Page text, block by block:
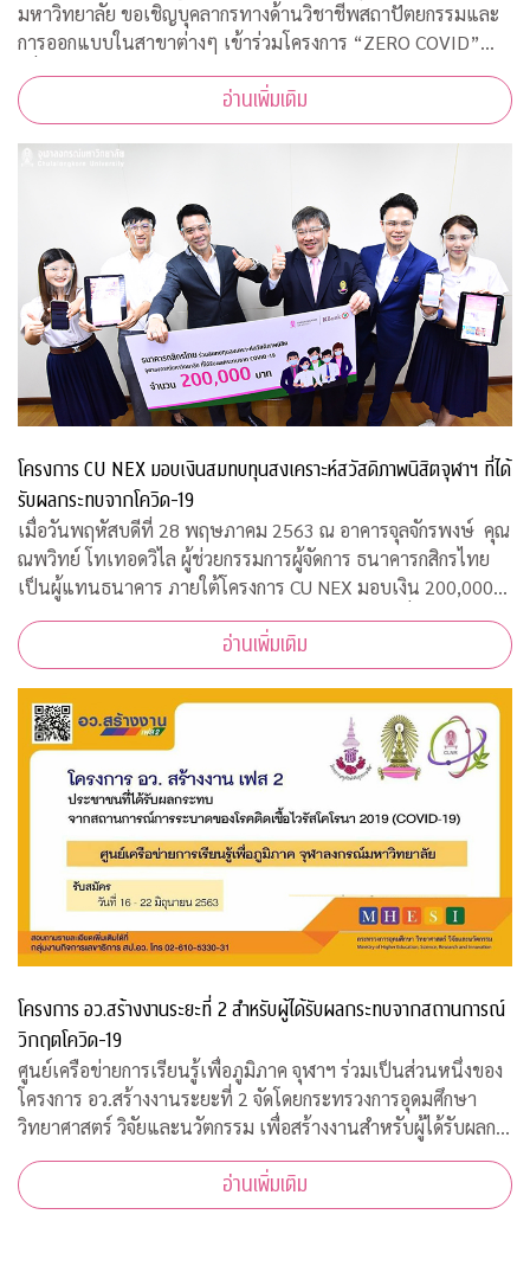
มหาวิทยาลัย ขอเชิญบุคลากรทางด้านวิชาชีพสถาปัตยกรรมและ
การออกแบบในสาขาต่างๆ เข้าร่วมโครงการ “ZERO COVID”
เพื่อให้ความช่วยเหลือด้านการออกแบบแก่โรงพยาบาลของรัฐ
พร้อมคำแนะนำการออกแบบสถานที่รองรับผู้ป่วยจากเชื้อ
อ่านเพิ่มเติม
โครงการ CU NEX มอบเงินสมทบทุนสงเคราะห์สวัสดิภาพนิสิตจุฬาฯ ที่ได้
รับผลกระทบจากโควิด-19
เมื่อวันพฤหัสบดีที่ 28 พฤษภาคม 2563 ณ อาคารจุลจักรพงษ์ คุณ
ณพวิทย์ โทเทอดวิไล ผู้ช่วยกรรมการผู้จัดการ ธนาคารกสิกรไทย
เป็นผู้แทนธนาคาร ภายใต้โครงการ CU NEX มอบเงิน 200,000
บาท ร่วมสมทบทุนสงเคราะห์สวัสดิภาพนิสิตจุฬาฯ ที่ได้รับผลกระ
ทบจากการแพร่ระบาดของเชื้อไอ่านเพิ่มเติม
โครงการ อว.สร้างงานระยะที่ 2 สำหรับผู้ได้รับผลกระทบจากสถานการณ์
วิกฤตโควิด-19
ศูนย์เครือข่ายการเรียนรู้เพื่อภูมิภาค จุฬาฯ ร่วมเป็นส่วนหนึ่งของ
โครงการ อว.สร้างงานระยะที่ 2 จัดโดยกระทรวงการอุดมศึกษา
วิทยาศาสตร์ วิจัยและนวัตกรรม เพื่อสร้างงานสำหรับผู้ได้รับผลก
ระทบจากสถานการณ์วิกฤตโควิด-19 เปิดรับสมัครประชาชนทั่วไป
จำนวน 200 อัตรา
อ่านเพิ่มเติม